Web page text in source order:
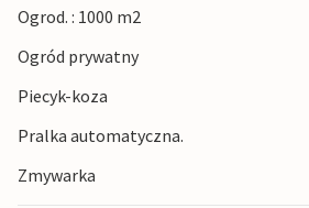
odwiedzić pobliskie wioski rybackie,
styl życia na Lofotach.
Ogrod. : 1000 m2
Ogród prywatny
Piecyk-koza
Pralka automatyczna.
Zmywarka